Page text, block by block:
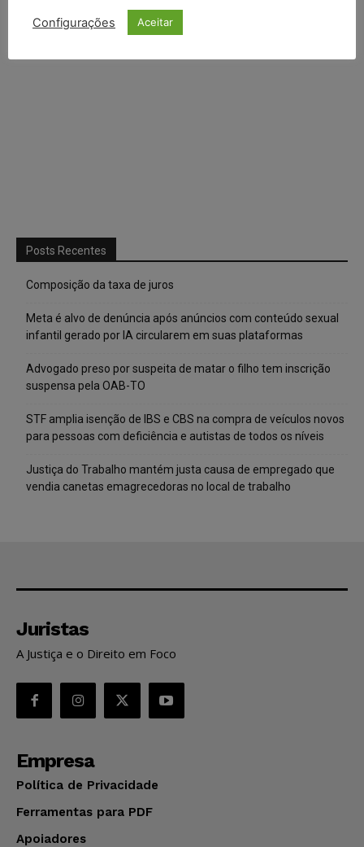
Posts Recentes
Composição da taxa de juros
Meta é alvo de denúncia após anúncios com conteúdo sexual
infantil gerado por IA circularem em suas plataformas
Advogado preso por suspeita de matar o filho tem inscrição
suspensa pela OAB-TO
STF amplia isenção de IBS e CBS na compra de veículos novos
para pessoas com deficiência e autistas de todos os níveis
Justiça do Trabalho mantém justa causa de empregado que
vendia canetas emagrecedoras no local de trabalho
Juristas
A Justiça e o Direito em Foco
Empresa
Política de Privacidade
Ferramentas para PDF
Apoiadores
Configurações Aceitar